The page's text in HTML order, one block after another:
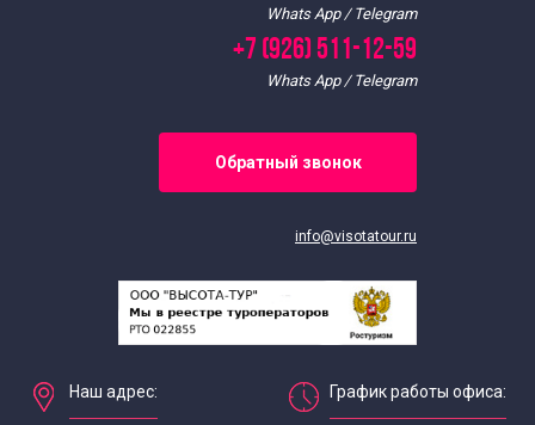
Whats App / Telegram
+7 (926) 511-12-59
Whats App / Telegram
Обратный звонок
info@visotatour.ru
Наш адрес: График работы офиса: